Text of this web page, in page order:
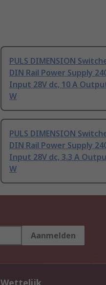
PULS DIMENSION
DIN Rail Power Supply
Input 28V dc, 10 A
W
PULS DIMENSION
DIN Rail Power Supply
Input 28V dc, 3.3 A
W
Aanmelden